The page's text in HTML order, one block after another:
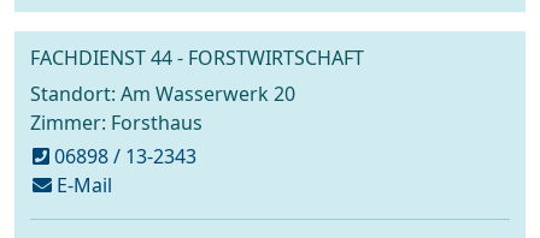
FACHDIENST 44 - FORSTWIRTSCHAFT
Standort: Am Wasserwerk 20
Zimmer: Forsthaus
06898 / 13-2343
E-Mailschreiben
an